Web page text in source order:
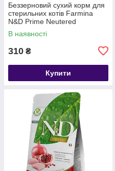
Беззерновий сухий корм для
стерильних котів Farmina
N&D Prime Neutered
Chicken&Pomegranate, курка
та гранат, 0.3 кг
В наявності
310 ₴
Купити